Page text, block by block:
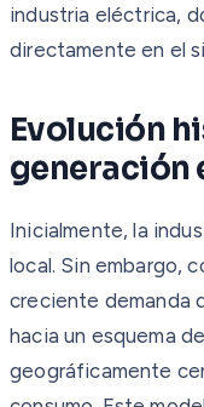
industria eléctrica,
directamente en el
Evolución
generación
Inicialmente, la
local. Sin embargo,
creciente demanda
hacia un esquema
geográficamente